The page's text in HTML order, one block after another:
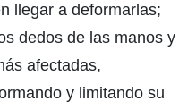
llegar a deformarlas;
dedos de las manos y
afectadas,
y limitando su